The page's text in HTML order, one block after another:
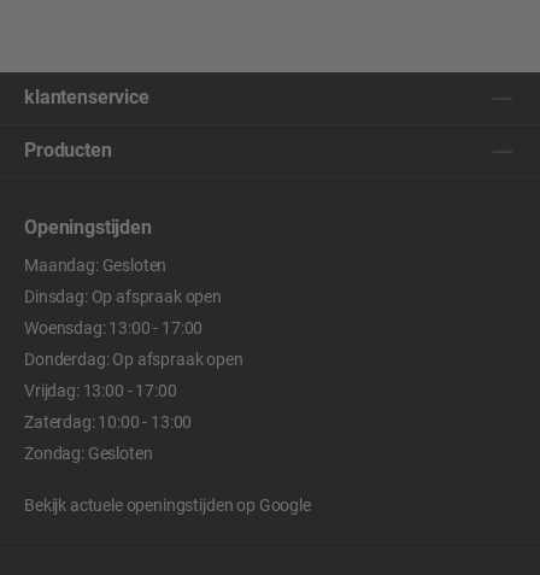
klantenservice
Producten
Openingstijden
Maandag: Gesloten
Dinsdag: Op afspraak open
Woensdag: 13:00 - 17:00
Donderdag: Op afspraak open
Vrijdag: 13:00 - 17:00
Zaterdag: 10:00 - 13:00
Zondag: Gesloten
Bekijk actuele openingstijden op Google